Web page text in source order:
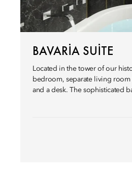
BAVARIA SUITE
Located in the tower of our
bedroom, separate living room
and a desk. The sophisticated